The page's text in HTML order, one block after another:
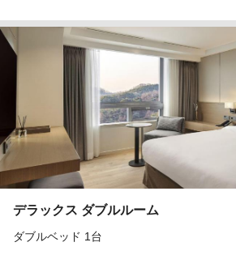
デラックス ダブルルーム
ダブルベッド 1台